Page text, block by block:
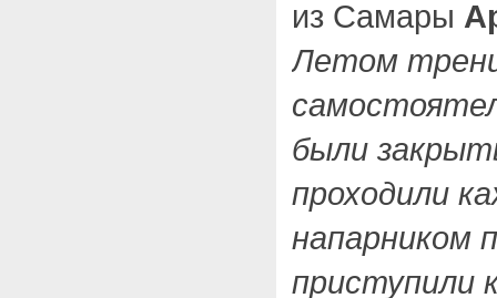
из Самары
Летом
были
проходили
напарником
приступили